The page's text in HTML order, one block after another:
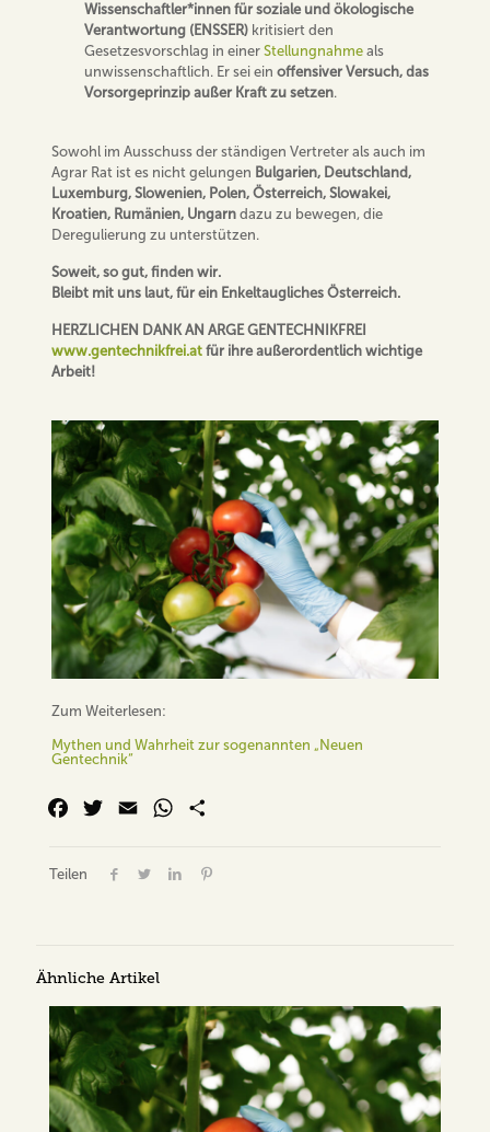
Wissenschaftler*innen für soziale und ökologische
Verantwortung (ENSSER)kritisiert den
Gesetzesvorschlag in einer Stellungnahmeals
unwissenschaftlich. Er sei ein offensiver Versuch, das
Vorsorgeprinzip außer Kraft zu setzen.
Sowohl im Ausschuss der ständigen Vertreter als auch im
Agrar Rat ist es nicht gelungen Bulgarien, Deutschland,
Luxemburg, Slowenien, Polen, Österreich, Slowakei,
Kroatien, Rumänien, Ungarndazu zu bewegen, die
Deregulierung zu unterstützen.
Soweit, so gut, finden wir.
Bleibt mit uns laut, für ein Enkeltaugliches Österreich.
HERZLICHEN DANK AN ARGE GENTECHNIKFREI
www.gentechnikfrei.atfür ihre außerordentlich wichtige
Arbeit!
Zum Weiterlesen:
Mythen und Wahrheit zur sogenannten „Neuen
Gentechnik“
FacebookTwitterEmail WhatsApp
Teilen
Ähnliche Artikel